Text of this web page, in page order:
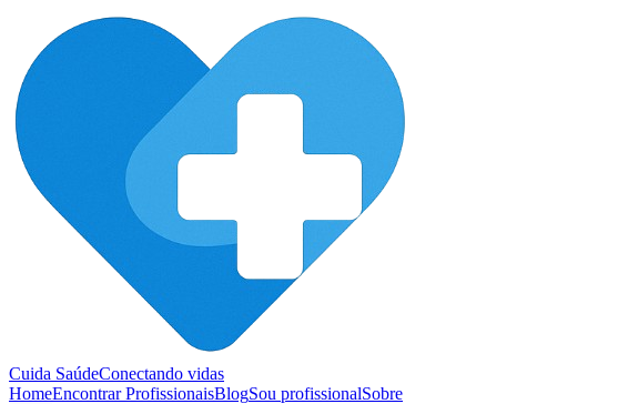
Cuida SaúdeConectando vidas
HomeEncontrar ProfissionaisBlogSou profissionalSobre